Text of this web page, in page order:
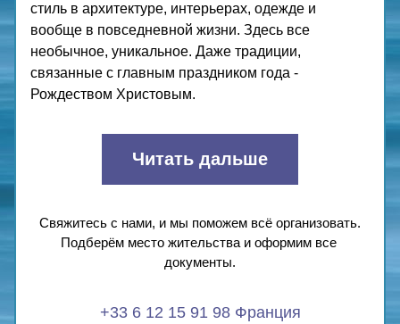
стиль в архитектуре, интерьерах, одежде и
вообще в повседневной жизни. Здесь все
необычное, уникальное. Даже традиции,
связанные с главным праздником года -
Рождеством Христовым.
Читать дальше
Свяжитесь с нами, и мы поможем всё организовать.
Подберём место жительства и оформим все
документы.
+33 6 12 15 91 98 Франция